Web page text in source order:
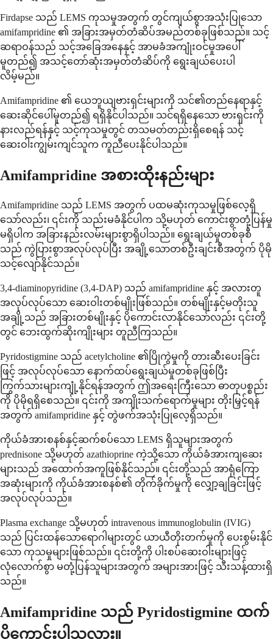
Firdapse သည် LEMS ကုသမှုအတွက် တွင်ကျယ်စွာအသုံးပြုသော
amifampridine ၏ အခြားအမှတ်တံဆိပ်အမည်တစ်ခုဖြစ်သည်။ သင့်
ဆရာဝန်သည် သင့်အခြေအနေနှင့် အာမခံအကျုံးဝင်မှုအပေါ်
မူတည်၍ အသင့်တော်ဆုံးအမှတ်တံဆိပ်ကို ရွေးချယ်ပေးပါ
လိမ့်မည်။
Amifampridine ၏ ယေဘူယျဗားရှင်းများကို သင်၏တည်နေရာနှင့်
ဆေးဆိုင်ပေါ်မူတည်၍ ရရှိနိုင်ပါသည်။ သင်ရရှိနေသော ဗားရှင်းကို
နားလည်ရန်နှင့် သင့်ကုသမှုတွင် တသမတ်တည်းရှိစေရန် သင့်
ဆေးဝါးကျွမ်းကျင်သူက ကူညီပေးနိုင်ပါသည်။
Amifampridine အစားထိုးနည်းများ
Amifampridine သည် LEMS အတွက် ပထမဆုံးကုသမှုဖြစ်လေ့ရှိ
သော်လည်း၊ ၎င်းကို သည်းမခံနိုင်ပါက သို့မဟုတ် ကောင်းစွာတုံ့ပြန်မှု
မရှိပါက အခြားနည်းလမ်းများစွာရှိပါသည်။ ရွေးချယ်မှုတစ်ခုစီ
သည် ကွဲပြားစွာအလုပ်လုပ်ပြီး အချို့သောတစ်ဦးချင်းစီအတွက် ပိုမို
သင့်လျော်နိုင်သည်။
3,4-diaminopyridine (3,4-DAP) သည် amifampridine နှင့် အလားတူ
အလုပ်လုပ်သော ဆေးဝါးတစ်မျိုးဖြစ်သည်။ တစ်မျိုးနှင့်မတိုးသူ
အချို့သည် အခြားတစ်မျိုးနှင့် ပိုကောင်းလာနိုင်သော်လည်း ၎င်းတို့
တွင် ဘေးထွက်ဆိုးကျိုးများ တူညီကြသည်။
Pyridostigmine သည် acetylcholine ၏ပြိုကွဲမှုကို တားဆီးပေးခြင်း
ဖြင့် အလုပ်လုပ်သော နောက်ထပ်ရွေးချယ်မှုတစ်ခုဖြစ်ပြီး
ကြွက်သားများကျုံ့နိုင်ရန်အတွက် ဤအရေးကြီးသော ဓာတုပစ္စည်း
ကို ပိုမိုရရှိစေသည်။ ၎င်းကို အကျိုးသက်ရောက်မှုများ တိုးမြှင့်ရန်
အတွက် amifampridine နှင့် တွဲဖက်အသုံးပြုလေ့ရှိသည်။
ကိုယ်ခံအားစနစ်နှင့်ဆက်စပ်သော LEMS ရှိသူများအတွက်
prednisone သို့မဟုတ် azathioprine ကဲ့သို့သော ကိုယ်ခံအားကျဆေး
များသည် အထောက်အကူဖြစ်နိုင်သည်။ ၎င်းတို့သည် အာရုံကြော
အဆုံးများကို ကိုယ်ခံအားစနစ်၏ တိုက်ခိုက်မှုကို လျှော့ချခြင်းဖြင့်
အလုပ်လုပ်သည်။
Plasma exchange သို့မဟုတ် intravenous immunoglobulin (IVIG)
သည် ပြင်းထန်သောရောဂါများတွင် ယာယီတိုးတက်မှုကို ပေးစွမ်းနိုင်
သော ကုသမှုများဖြစ်သည်။ ၎င်းတို့ကို ပါးစပ်ဆေးဝါးများဖြင့်
လုံလောက်စွာ မတုံ့ပြန်သူများအတွက် အများအားဖြင့် သီးသန့်ထားရှိ
သည်။
Amifampridine သည် Pyridostigmine ထက်
ပိုကောင်းပါသလား။